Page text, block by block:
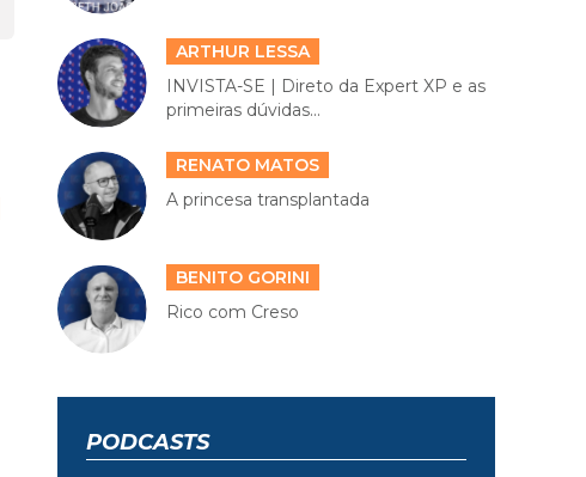
ARTHUR LESSA
INVISTA-SE | Direto da Expert XP e as
primeiras dúvidas...
RENATO MATOS
A princesa transplantada
BENITO GORINI
Rico com Creso
PODCASTS